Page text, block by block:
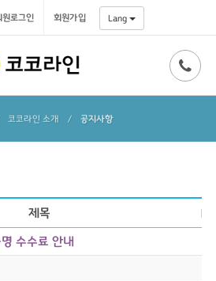
원로그인 회원가입 Lang
코코라인 소개 / 공지사항
제목
수수료 안내